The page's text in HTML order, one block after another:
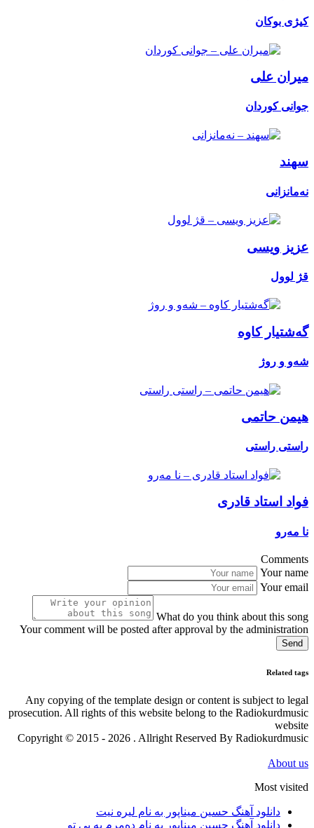
کیژی بوکان
میران علی
جوانی کوردان
سهند
نەمانزانی
عزیز ویسی
قژ لوول
گەشتیار کاوە
شەو و روژ
هیمن حاتمی
راستی راستی
فواد استاد قادری
نا مەرو
Comments
Your name
Your email
What do you think about this song
Your comment will be posted after approval by the administration
Send
Related tags
Any copying of the template design or content is subject to legal
prosecution. All rights of this website belong to the Radiokurdmusic
website
Copyright © 2015 - 2026 . Allright Reserved By Radiokurdmusic
About us
Most visited
دانلود آهنگ حسین میناپور به نام لیره نیت
دانلود آهنگ حسین میناپور به نام دەمرم بە بی تو